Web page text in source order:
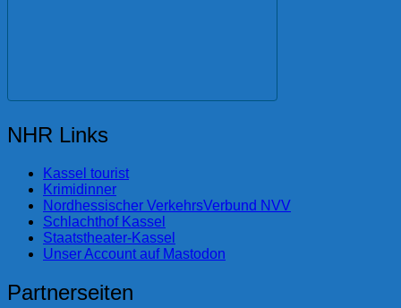
NHR Links
Kassel tourist
Krimidinner
Nordhessischer VerkehrsVerbund NVV
Schlachthof Kassel
Staatstheater-Kassel
Unser Account auf Mastodon
Partnerseiten